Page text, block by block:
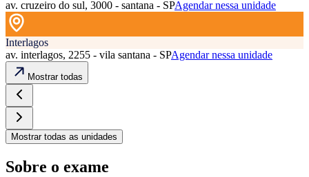
av. cruzeiro do sul, 3000 - santana - SPAgendar nessa unidade
Interlagos
av. interlagos, 2255 - vila santana - SPAgendar nessa unidade
Mostrar todas
Mostrar todas as unidades
Sobre o exame